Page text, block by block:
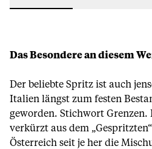
Das Besondere an diesem
Der beliebte Spritz ist auch
Italien längst zum festen
geworden. Stichwort Grenzen.
verkürzt aus dem
Österreich seit je her die